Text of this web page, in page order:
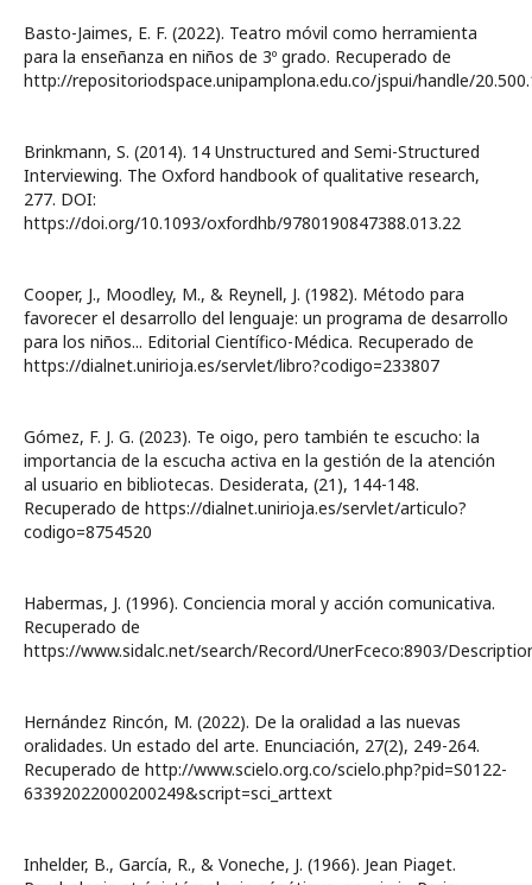
Basto-Jaimes, E. F. (2022). Teatro móvil como herramienta
para la enseñanza en niños de 3º grado. Recuperado de
http://repositoriodspace.unipamplona.edu.co/jspui/handle/
Brinkmann, S. (2014). 14 Unstructured and Semi-Structured
Interviewing. The Oxford handbook of qualitative research,
277. DOI:
https://doi.org/10.1093/oxfordhb/9780190847388.013.22
Cooper, J., Moodley, M., & Reynell, J. (1982). Método para
favorecer el desarrollo del lenguaje: un programa de desarrollo
para los niños... Editorial Científico-Médica. Recuperado de
https://dialnet.unirioja.es/servlet/libro?codigo=233807
Gómez, F. J. G. (2023). Te oigo, pero también te escucho: la
importancia de la escucha activa en la gestión de la atención
al usuario en bibliotecas. Desiderata, (21), 144-148.
Recuperado de https://dialnet.unirioja.es/servlet/articulo?
codigo=8754520
Habermas, J. (1996). Conciencia moral y acción comunicativa.
Recuperado de
https://www.sidalc.net/search/Record/UnerFceco:8903/
Hernández Rincón, M. (2022). De la oralidad a las nuevas
oralidades. Un estado del arte. Enunciación, 27(2), 249-264.
Recuperado de http://www.scielo.org.co/scielo.php?pid=S0122-
63392022000200249&script=sci_arttext
Inhelder, B., García, R., & Voneche, J. (1966). Jean Piaget.